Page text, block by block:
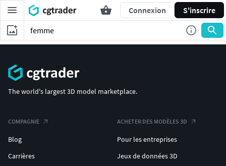
Connexion S'inscrire
The world's largest 3D model marketplace.
COMPAGNIE
Blog
Carrières
ACHETER DES MODÈLES 3D
Pour les entreprises
Jeux de données 3D